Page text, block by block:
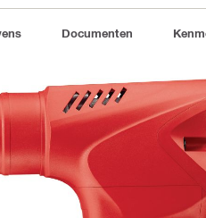
Documenten